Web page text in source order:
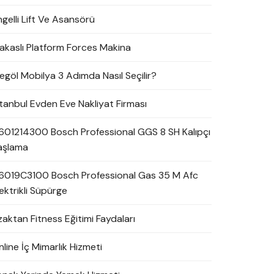
Lift Ve Asansörü
Platform Forces Makina
Mobilya 3 Adımda Nasıl Seçilir?
Evden Eve Nakliyat Firması
Bosch Professional GGS 8 SH Kalıpçı
Bosch Professional Gas 35 M Afc
Süpürge
Fitness Eğitimi Faydaları
İç Mimarlık Hizmeti